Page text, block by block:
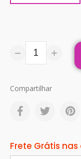
Compartilhar
Frete Grátis